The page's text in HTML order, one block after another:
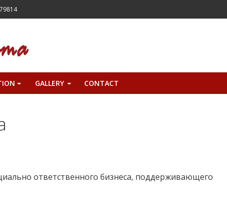
GALLERY CONTACT
ответственного бизнеса, поддерживающего